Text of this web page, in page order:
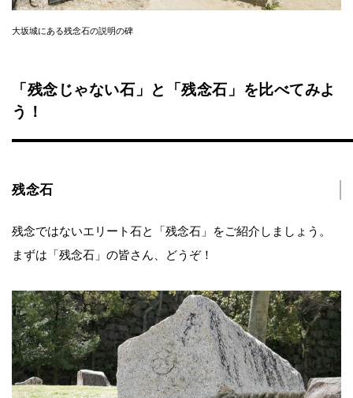
大坂城にある残念石の説明の碑
「残念じゃない石」と「残念石」を比べてみよ
う！
残念石
残念ではないエリート石と「残念石」をご紹介しましょう。
まずは「残念石」の皆さん、どうぞ！